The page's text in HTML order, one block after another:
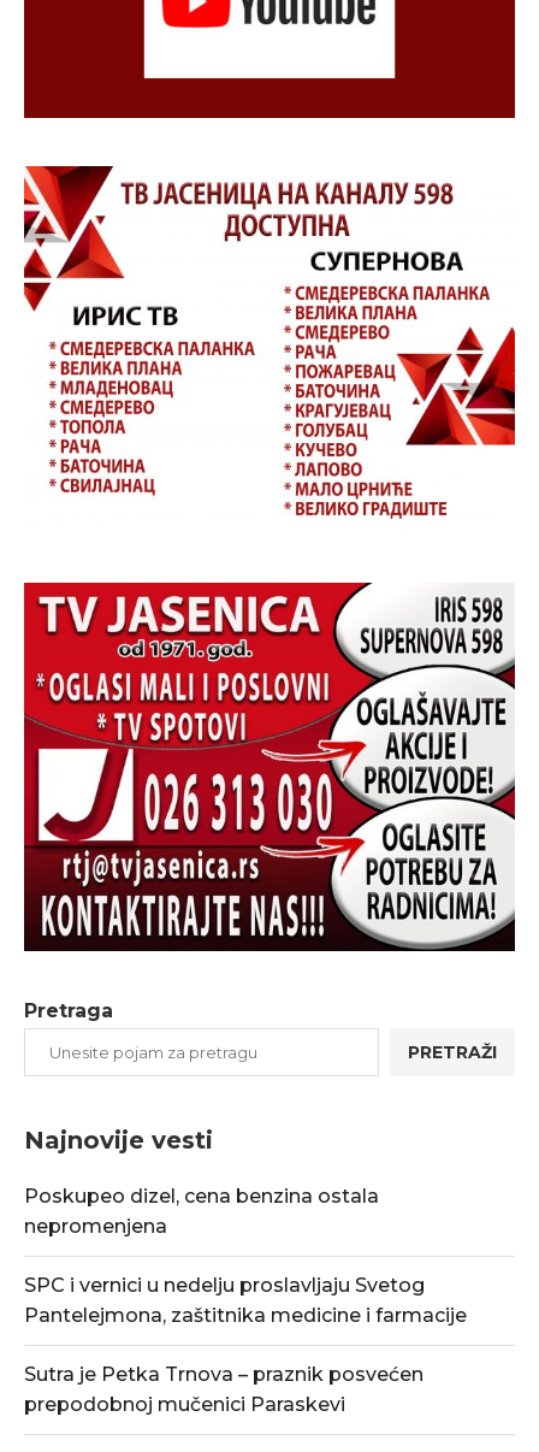
Pretraga
PRETRAŽI
Najnovije vesti
Poskupeo dizel, cena benzina ostala
nepromenjena
SPC i vernici u nedelju proslavljaju Svetog
Pantelejmona, zaštitnika medicine i farmacije
Sutra je Petka Trnova – praznik posvećen
prepodobnoj mučenici Paraskevi